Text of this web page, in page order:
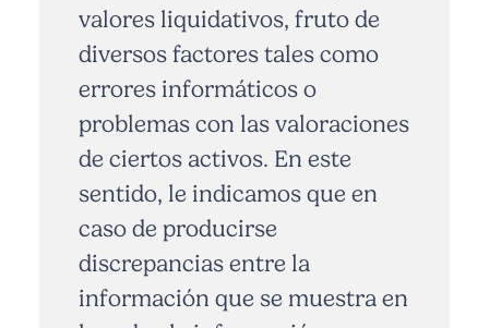
valores liquidativos, fruto de
diversos factores tales como
errores informáticos o
problemas con las valoraciones
de ciertos activos. En este
sentido, le indicamos que en
caso de producirse
discrepancias entre la
información que se muestra en